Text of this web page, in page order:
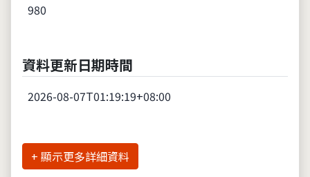
980
資料更新日期時間
2026-08-07T01:19:19+08:00
詳細資料